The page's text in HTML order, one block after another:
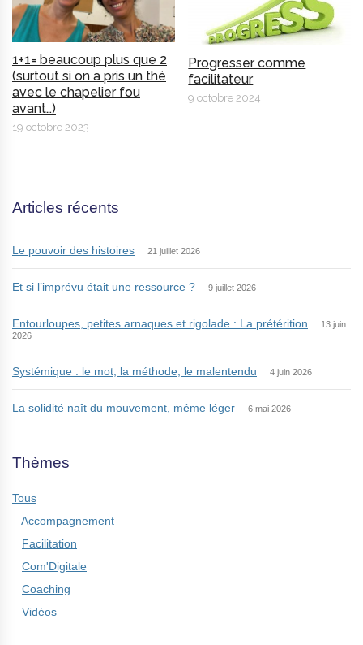
1+1= beaucoup plus que 2
(surtout si on a pris un thé
avec le chapelier fou
avant…)
19 octobre 2023
Progresser comme
facilitateur
9 octobre 2024
Articles récents
Le pouvoir des histoires 21 juillet 2026
Et si l’imprévu était une ressource ? 9 juillet 2026
Entourloupes, petites arnaques et rigolade : La prétérition
13 juin
2026
Systémique : le mot, la méthode, le malentendu 4 juin 2026
La solidité naît du mouvement, même léger 6 mai 2026
Thèmes
Tous
Accompagnement
Facilitation
Com'Digitale
Coaching
Vidéos